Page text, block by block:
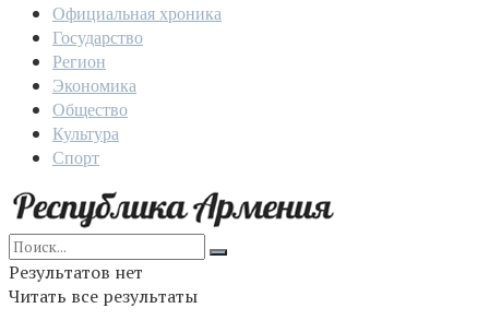
Официальная хроника
Государство
Регион
Экономика
Общество
Культура
Спорт
Результатов нет
Читать все результаты